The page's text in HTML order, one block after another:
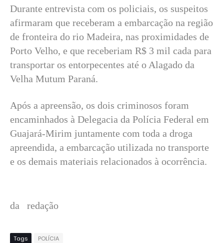
Durante entrevista com os policiais, os suspeitos
afirmaram que receberam a embarcação na região
de fronteira do rio Madeira, nas proximidades de
Porto Velho, e que receberiam R$ 3 mil cada para
transportar os entorpecentes até o Alagado da
Velha Mutum Paraná.
Após a apreensão, os dois criminosos foram
encaminhados à Delegacia da Polícia Federal em
Guajará-Mirim juntamente com toda a droga
apreendida, a embarcação utilizada no transporte
e os demais materiais relacionados à ocorrência.
da redação
Tags POLÍCIA